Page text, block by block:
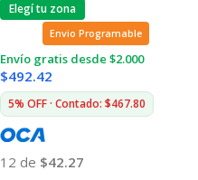
Elegí tu zona
Envio Programable
Envío gratis desde $2.000
$492.42
5% OFF · Contado: $467.80
12 de $42.27